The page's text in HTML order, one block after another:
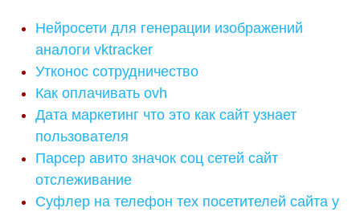
Нейросети для генерации изображений
аналоги vktracker
Утконос сотрудничество
Как оплачивать ovh
Дата маркетинг что это как сайт узнает
пользователя
Парсер авито значок соц сетей сайт
отслеживание
Суфлер на телефон тех посетителей сайта у